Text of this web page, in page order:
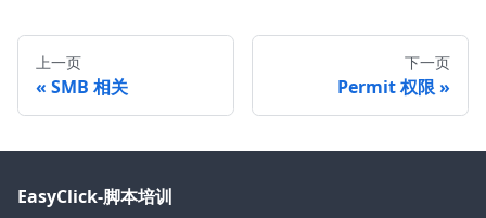
上一页
SMB 相关
下一页
Permit 权限
EasyClick-脚本培训